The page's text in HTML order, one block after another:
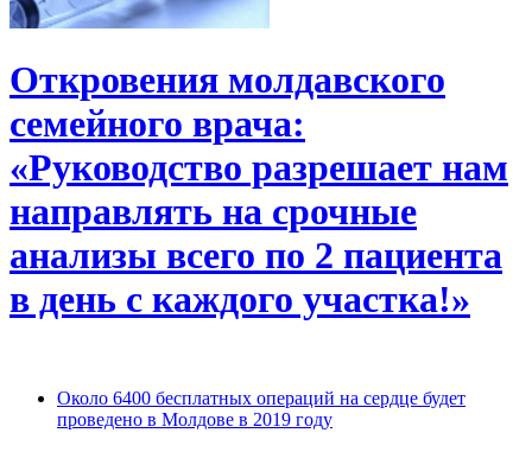
Откровения молдавского
семейного врача:
«Руководство разрешает нам
направлять на срочные
анализы всего по 2 пациента
в день с каждого участка!»
Около 6400 бесплатных операций на сердце будет
проведено в Молдове в 2019 году